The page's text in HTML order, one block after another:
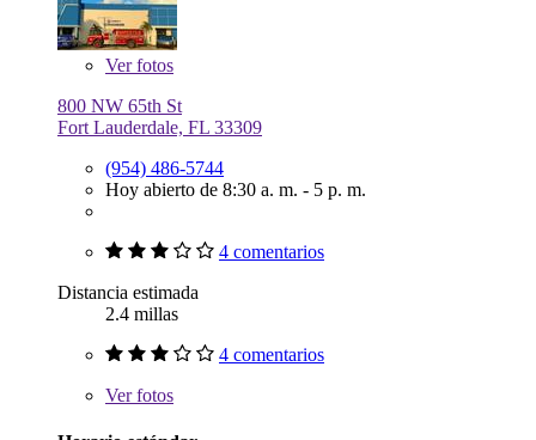
Verfotos
800 NW 65th St
Fort Lauderdale, FL 33309
(954) 486-5744
Hoy abierto de 8:30 a. m. - 5 p. m.
4 comentarios
Distancia estimada
2.4 millas
4 comentarios
Verfotos